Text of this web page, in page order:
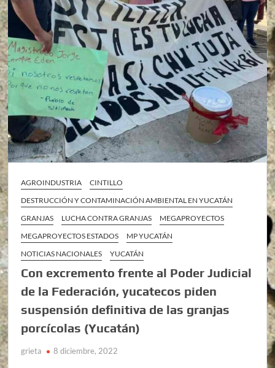
AGROINDUSTRIA
CINTILLO
DESTRUCCIÓN Y CONTAMINACIÓN AMBIENTAL EN YUCATÁN
GRANJAS
LUCHA CONTRA GRANJAS
MEGAPROYECTOS
MEGAPROYECTOS ESTADOS
MP YUCATÁN
NOTICIAS NACIONALES
YUCATÁN
Con excremento frente al Poder Judicial
de la Federación, yucatecos piden
suspensión definitiva de las granjas
porcícolas (Yucatán)
grieta 8 diciembre, 2022